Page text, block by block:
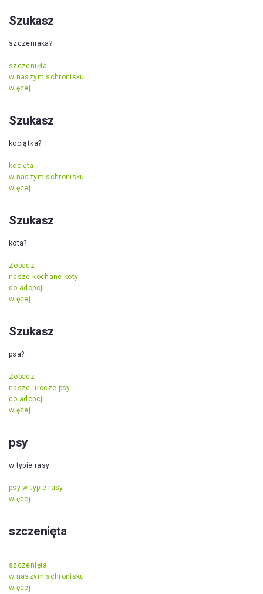
Szukasz
szczeniaka?
szczenięta
w naszym schronisku
więcej
Szukasz
kociątka?
kocięta
w naszym schronisku
więcej
Szukasz
kota?
Zobacz
nasze kochane koty
do adopcji
więcej
Szukasz
psa?
Zobacz
nasze urocze psy
do adopcji
więcej
psy
w typie rasy
psy w typie rasy
więcej
szczenięta
szczenięta
w naszym schronisku
więcej